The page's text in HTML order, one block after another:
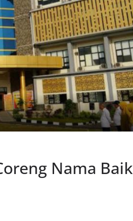
Nama Baik